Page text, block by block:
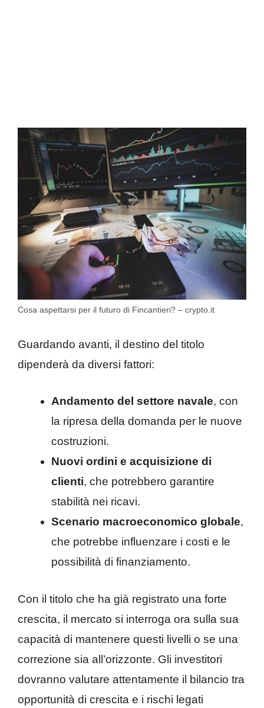
Cosa aspettarsi per il futuro di Fincantieri? – crypto.it
Guardando avanti, il destino del titolo
dipenderà da diversi fattori:
Andamento del settore navale, con
la ripresa della domanda per le nuove
costruzioni.
Nuovi ordini e acquisizione di
clienti, che potrebbero garantire
stabilità nei ricavi.
Scenario macroeconomico globale,
che potrebbe influenzare i costi e le
possibilità di finanziamento.
Con il titolo che ha già registrato una forte
crescita, il mercato si interroga ora sulla sua
capacità di mantenere questi livelli o se una
correzione sia all’orizzonte. Gli investitori
dovranno valutare attentamente il bilancio tra
opportunità di crescita e i rischi legati